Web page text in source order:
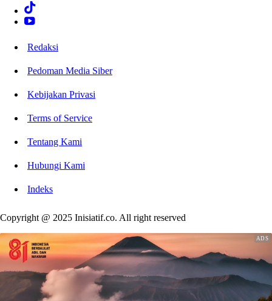
Redaksi
Pedoman Media Siber
Kebijakan Privasi
Terms of Service
Tentang Kami
Hubungi Kami
Indeks
Copyright @ 2025 Inisiatif.co. All right reserved